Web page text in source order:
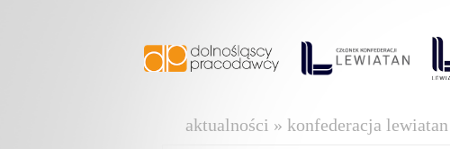
aktualności » konfederacja lewiatan